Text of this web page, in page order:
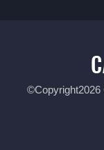
©Copyright2026